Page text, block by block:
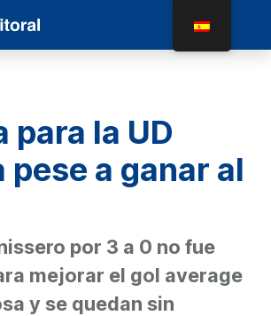
para la UD
pese a ganar al
por 3 a 0 no fue
mejorar el gol average
y se quedan sin